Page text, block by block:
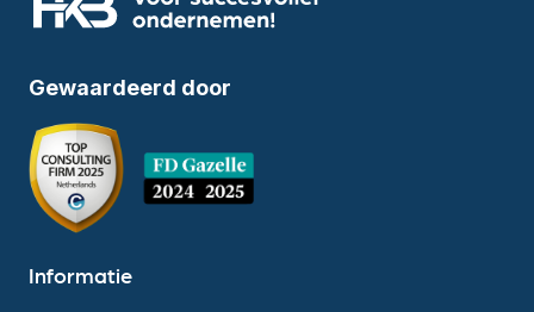
Gewaardeerd door
Informatie